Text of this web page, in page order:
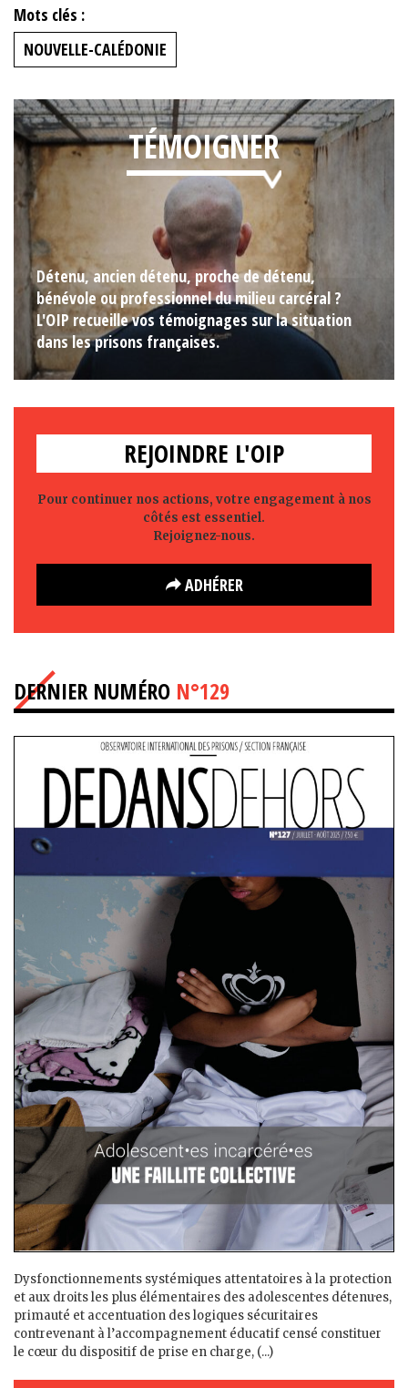
Mots clés :
NOUVELLE-CALÉDONIE
TÉMOIGNER
Détenu, ancien détenu, proche de détenu,
bénévole ou professionnel du milieu carcéral ?
L'OIP recueille vos témoignages sur la situation
dans les prisons françaises.
REJOINDRE L'OIP
Pour continuer nos actions, votre engagement à nos
côtés est essentiel.
Rejoignez-nous.
ADHÉRER
DERNIER NUMÉRO N°129
Dysfonctionnements systémiques attentatoires à la protection
et aux droits les plus élémentaires des adolescent·es détenu·es,
primauté et accentuation des logiques sécuritaires
contrevenant à l’accompagnement éducatif censé constituer
le cœur du dispositif de prise en charge, (...)